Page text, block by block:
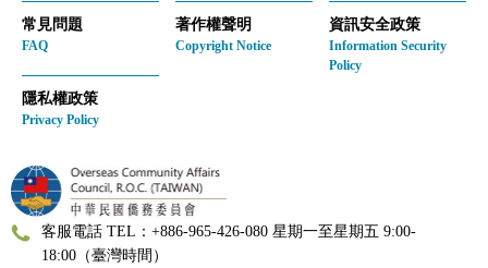
常見問題
FAQ
著作權聲明
Copyright Notice
資訊安全政策
Information Security
Policy
隱私權政策
Privacy Policy
客服電話 TEL：+886-965-426-080 星期一至星期五 9:00-
18:00（臺灣時間）